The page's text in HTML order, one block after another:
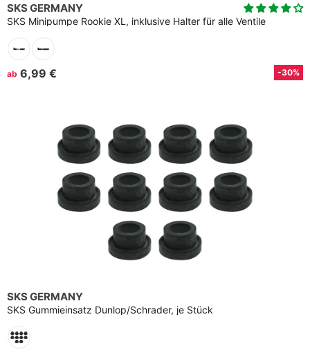
SKS GERMANY
SKS Minipumpe Rookie XL, inklusive Halter für alle Ventile
ab 6,99 € -30%
SKS GERMANY
SKS Gummieinsatz Dunlop/Schrader, je Stück